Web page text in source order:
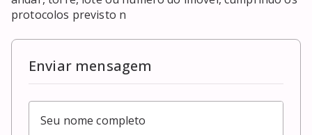
protocolos previsto n
Enviar mensagem